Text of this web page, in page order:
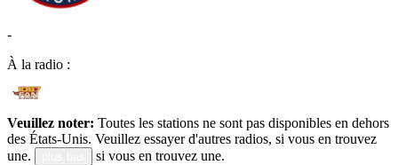
-
À la radio :
Veuillez noter: Toutes les stations ne sont pas disponibles en dehors
des États-Unis. Veuillez essayer d'autres radios, si vous en trouvez
une.
si vous en trouvez une.